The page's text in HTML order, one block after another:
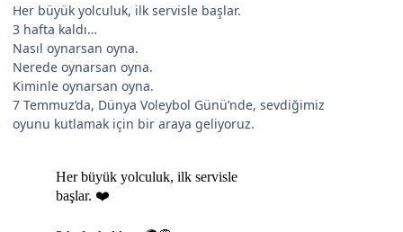
Her büyük yolculuk, ilk servisle başlar.
3 hafta kaldı…
Nasıl oynarsan oyna.
Nerede oynarsan oyna.
Kiminle oynarsan oyna.
7 Temmuz’da, Dünya Voleybol Günü’nde, sevdiğimiz
oyunu kutlamak için bir araya geliyoruz.